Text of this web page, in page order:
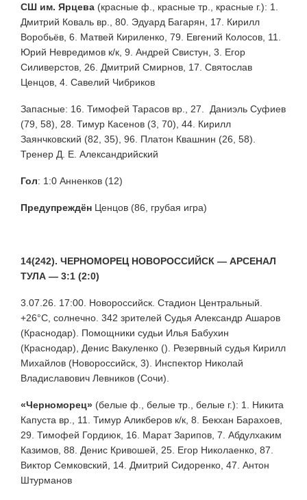
СШ им. Ярцева (красные ф., красные тр., красные г.): 1.
Дмитрий Коваль вр., 80. Эдуард Багарян, 17. Кирилл
Воробьёв, 6. Матвей Кириленко, 79. Евгений Колосов, 11.
Юрий Невредимов к/к, 9. Андрей Свистун, 3. Егор
Силиверстов, 26. Дмитрий Смирнов, 17. Святослав
Ценцов, 4. Савелий Чибриков
Запасные: 16. Тимофей Тарасов вр., 27. Даниэль Суфиев
(79, 58), 28. Тимур Касенов (3, 70), 44. Кирилл
Заянчковский (82, 35), 96. Платон Квашнин (26, 58).
Тренер Д. Е. Александрийский
Гол: 1:0 Анненков (12)
Предупреждён Ценцов (86, грубая игра)
14(242). ЧЕРНОМОРЕЦ НОВОРОССИЙСК — АРСЕНАЛ
ТУЛА — 3:1 (2:0)
3.07.26. 17:00. Новороссийск. Стадион Центральный.
+26°С, солнечно. 342 зрителей Судья Александр Ашаров
(Краснодар). Помощники судьи Илья Бабухин
(Краснодар), Денис Вакуленко (). Резервный судья Кирилл
Михайлов (Новороссийск, 3). Инспектор Николай
Владиславович Левников (Сочи).
«Черноморец» (белые ф., белые тр., белые г.): 1. Никита
Капуста вр., 11. Тимур Аликберов к/к, 8. Бекхан Барахоев,
29. Тимофей Гордиюк, 16. Марат Зарипов, 7. Абдулхаким
Казимов, 88. Денис Кривошей, 25. Егор Николаенко, 87.
Виктор Семковский, 14. Дмитрий Сидоренко, 47. Антон
Штурманов